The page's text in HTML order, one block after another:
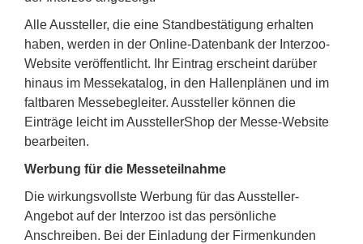
Alle Aussteller, die eine Standbestätigung erhalten
haben, werden in der Online-Datenbank der Interzoo-
Website veröffentlicht. Ihr Eintrag erscheint darüber
hinaus im Messekatalog, in den Hallenplänen und im
faltbaren Messebegleiter. Aussteller können die
Einträge leicht im AusstellerShop der Messe-Website
bearbeiten.
Werbung für die Messeteilnahme
Die wirkungsvollste Werbung für das Aussteller-
Angebot auf der Interzoo ist das persönliche
Anschreiben. Bei der Einladung der Firmenkunden